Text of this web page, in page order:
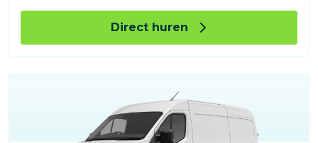
Direct huren